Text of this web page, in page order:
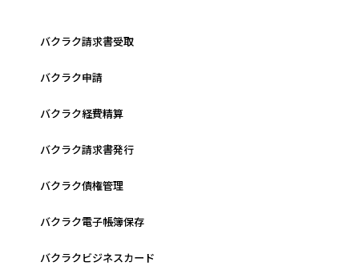
バクラク請求書受取
バクラク申請
バクラク経費精算
バクラク請求書発行
バクラク債権管理
バクラク電子帳簿保存
バクラクビジネスカード